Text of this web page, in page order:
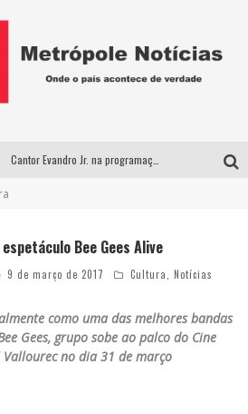
Bee Gees Alive
9 de março de 2017 Cultura Notícias
como uma das melhores bandas
Gees, grupo sobe ao palco do Cine
no dia 31 de março